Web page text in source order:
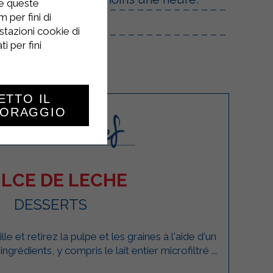
barres.
DE LECHE
DESSERTS
et retirez la pulpe et les graines à l'aide d'un
y compris le lait entier microfiltré ...
queste
per fini di
cookie di
per fini
IL